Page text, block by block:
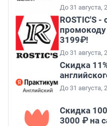
До 31 августа,
ROSTIC'S -
3199₽!
До 31 августа,
Скидка
До 31 августа,
Скидка
3000 ₽ на